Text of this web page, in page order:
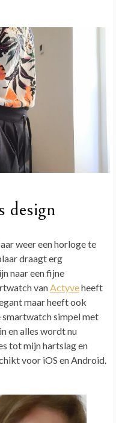
design
weer een horloge te
draagt erg
naar een fijne
van Actyveheeft
maar heeft ook
simpel met
en alles wordt nu
tot mijn hartslag en
voor iOS en Android.